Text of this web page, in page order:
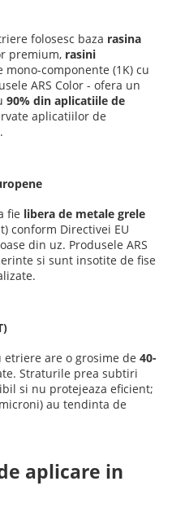
folosesc baza rasina
premium, rasini
mono-componente (1K) cu
ARS Color - ofera un
90% din aplicatiile de
aplicatiilor de
fie libera de metale grele
conform Directivei EU
din uz. Produsele ARS
si sunt insotite de fise
are o grosime de 40-
Straturile prea subtiri
si nu protejeaza eficient;
au tendinta de
aplicare in